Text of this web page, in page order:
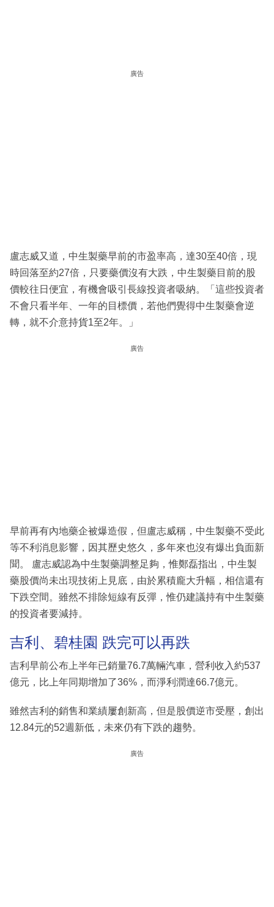
廣告
盧志威又道，中生製藥早前的市盈率高，達30至40倍，現
時回落至約27倍，只要藥價沒有大跌，中生製藥目前的股
價較往日便宜，有機會吸引長線投資者吸納。「這些投資者
不會只看半年、一年的目標價，若他們覺得中生製藥會逆
轉，就不介意持貨1至2年。」
廣告
早前再有內地藥企被爆造假，但盧志威稱，中生製藥不受此
等不利消息影響，因其歷史悠久，多年來也沒有爆出負面新
聞。 盧志威認為中生製藥調整足夠，惟鄭磊指出，中生製
藥股價尚未出現技術上見底，由於累積龐大升幅，相信還有
下跌空間。雖然不排除短線有反彈，惟仍建議持有中生製藥
的投資者要減持。
吉利、碧桂園 跌完可以再跌
吉利早前公布上半年已銷量76.7萬輛汽車，營利收入約537
億元，比上年同期增加了36%，而淨利潤達66.7億元。
雖然吉利的銷售和業績屢創新高，但是股價逆市受壓，創出
12.84元的52週新低，未來仍有下跌的趨勢。
廣告